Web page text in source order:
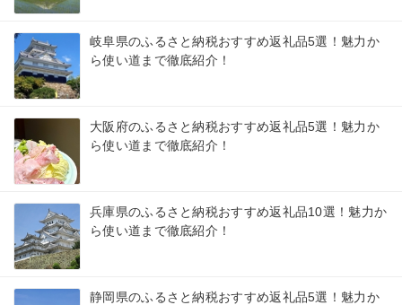
岐阜県のふるさと納税おすすめ返礼品5選！魅力か
ら使い道まで徹底紹介！
大阪府のふるさと納税おすすめ返礼品5選！魅力か
ら使い道まで徹底紹介！
兵庫県のふるさと納税おすすめ返礼品10選！魅力か
ら使い道まで徹底紹介！
静岡県のふるさと納税おすすめ返礼品5選！魅力か